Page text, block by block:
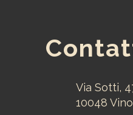
Via Sotti,
10048